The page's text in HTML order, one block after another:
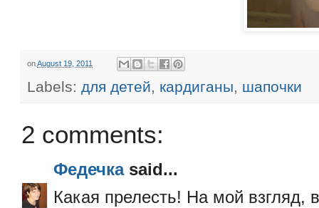
onAugust 19, 2011
Labels: для детей, кардиганы, шапочки
2 comments:
Федечкаsaid...
Какая прелесть! На мой взгляд,